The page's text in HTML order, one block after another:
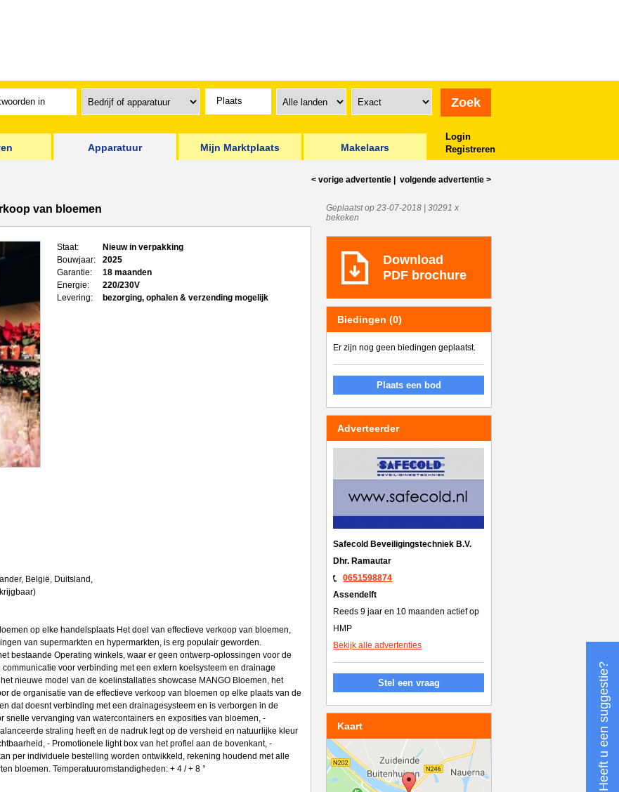
Apparatuur Mijn Marktplaats Makelaars
Login
Registreren
< vorige advertentie volgende advertentie >
van bloemen
Staat:
Nieuw in verpakking
Bouwjaar:
2025
Garantie:
18 maanden
Energie:
220/230V
Levering:
bezorging, ophalen & verzending mogelijk
België, Duitsland,
op elke handelsplaats Het doel van effectieve verkoop van bloemen,
van supermarkten en hypermarkten, is erg populair geworden.
bestaande Operating winkels, waar er geen ontwerp-oplossingen voor de
voor verbinding met een extern koelsysteem en drainage
nieuwe model van de koelinstallaties showcase MANGO Bloemen, het
de organisatie van de effectieve verkoop van bloemen op elke plaats van de
dat doesnt verbinding met een drainagesysteem en is verborgen in de
snelle vervanging van watercontainers en exposities van bloemen, -
straling heeft en de nadruk legt op de versheid en natuurlijke kleur
- Promotionele light box van het profiel aan de bovenkant, -
per individuele bestelling worden ontwikkeld, rekening houdend met alle
bloemen. Temperatuuromstandigheden: + 4 / + 8 °
Geplaatst op 23-07-2018 | 30291 x
bekeken
Download
PDF brochure
Biedingen (0)
Er zijn nog geen biedingen geplaatst.
Plaats een bod
Adverteerder
Safecold Beveiligingstechniek B.V.
Dhr. Ramautar
0651598874
Assendelft
Reeds 9 jaar en 10 maanden actief op
HMP
Bekijk alle advertenties
Stel een vraag
Kaart Heeft u een suggestie?